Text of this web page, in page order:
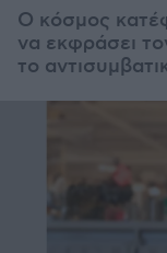
Ο κόσμος
να εκφράσει
το